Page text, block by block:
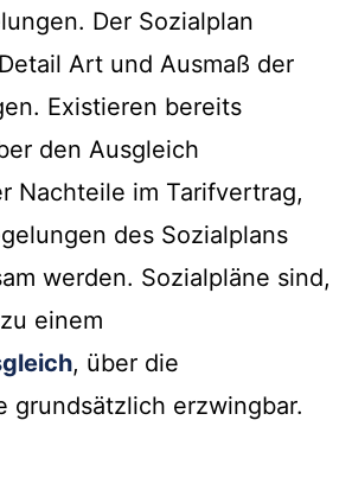
Der Sozialplan
Art und Ausmaß der
Existieren bereits
den Ausgleich
Nachteile im Tarifvertrag,
des Sozialplans
werden. Sozialpläne sind,
einem
, über die
grundsätzlich erzwingbar.